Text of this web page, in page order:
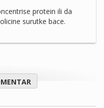
protein ili da
surutke bace.